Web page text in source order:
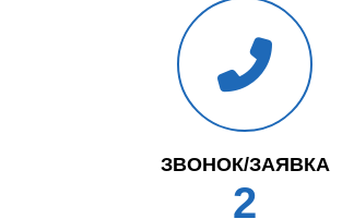
ЗВОНОК/ЗАЯВКА
2